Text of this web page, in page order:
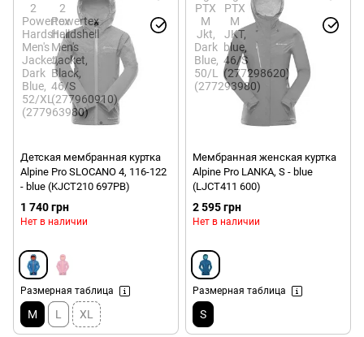
Детская мембранная куртка
Alpine Pro SLOCANO 4, 116-122
- blue (KJCT210 697PB)
1 740 грн
Нет в наличии
Размерная таблица
M L XL
Мембранная женская куртка
Alpine Pro LANKA, S - blue
(LJCT411 600)
2 595 грн
Нет в наличии
Размерная таблица
S